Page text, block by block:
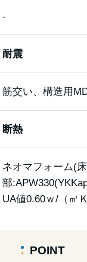
-
耐震
筋交い、構造用
断熱
ネオマフォーム(
部
UA値0.60ｗ/（㎡
POINT